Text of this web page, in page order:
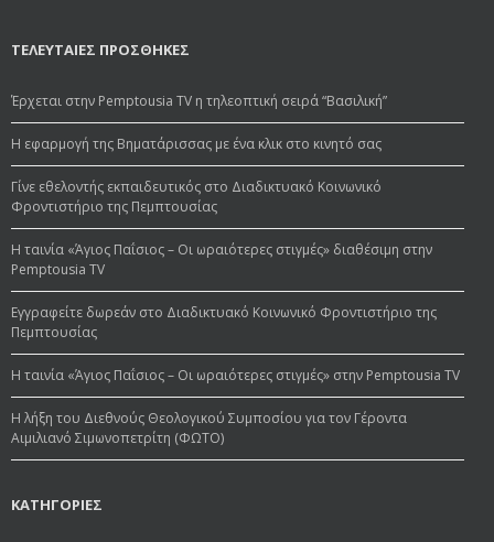
ΤΕΛΕΥΤΑΙΕΣ ΠΡΟΣΘΗΚΕΣ
Έρχεται στην Pemptousia TV η τηλεοπτική σειρά “Βασιλική”
Η εφαρμογή της Βηματάρισσας με ένα κλικ στο κινητό σας
Γίνε εθελοντής εκπαιδευτικός στο Διαδικτυακό Κοινωνικό
Φροντιστήριο της Πεμπτουσίας
Η ταινία «Άγιος Παΐσιος – Οι ωραιότερες στιγμές» διαθέσιμη στην
Pemptousia TV
Εγγραφείτε δωρεάν στο Διαδικτυακό Κοινωνικό Φροντιστήριο της
Πεμπτουσίας
Η ταινία «Άγιος Παΐσιος – Οι ωραιότερες στιγμές» στην Pemptousia TV
Η λήξη του Διεθνούς Θεολογικού Συμποσίου για τον Γέροντα
Αιμιλιανό Σιμωνοπετρίτη (ΦΩΤΟ)
ΚΑΤΗΓΟΡΙΕΣ